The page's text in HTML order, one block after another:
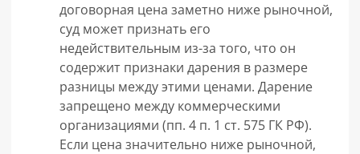
договорная цена заметно ниже рыночной,
суд может признать его
недействительным из-за того, что он
содержит признаки дарения в размере
разницы между этими ценами. Дарение
запрещено между коммерческими
организациями (пп. 4 п. 1 ст. 575 ГК РФ).
Если цена значительно ниже рыночной,